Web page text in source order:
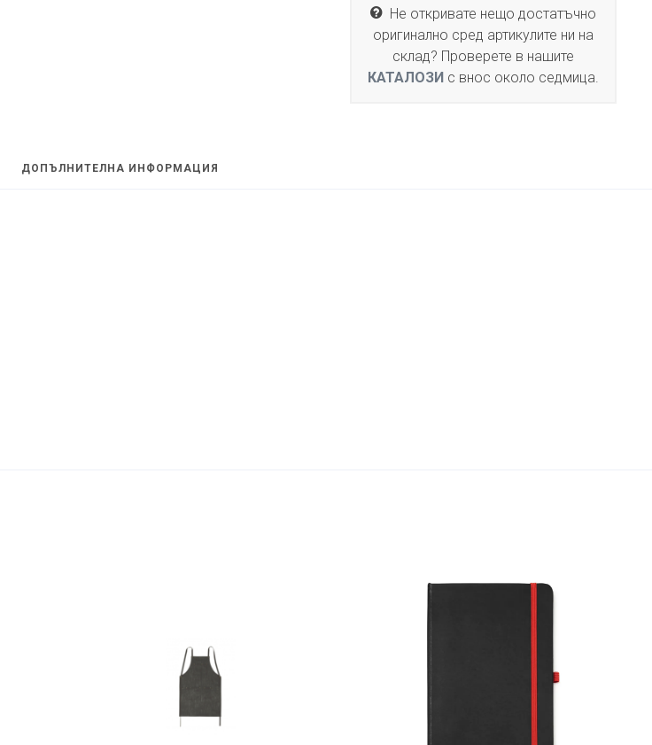
Не откривате нещо достатъчно
оригинално сред артикулите ни на
склад? Проверете в нашите
КАТАЛОЗИ с внос около седмица.
ДОПЪЛНИТЕЛНА ИНФОРМАЦИЯ